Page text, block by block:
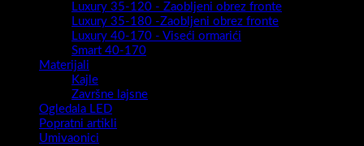
Luxury 35-120 - Zaobljeni obrez fronte
Luxury 35-180 -Zaobljeni obrez fronte
Luxury 40-170 - Viseći ormarići
Smart 40-170
Materijali
Kajle
Završne lajsne
Ogledala LED
Popratni artikli
Umivaonici